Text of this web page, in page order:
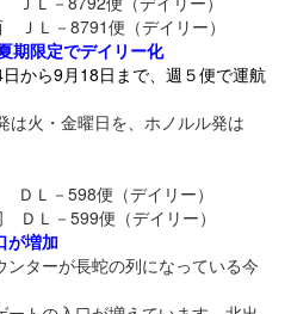
Ｌ－8791便（デイリー）
期限定でデイリー化
から9月18日まで、週５便で運航
は火・金曜日を、ホノルル発は
Ｌ－598便（デイリー）
Ｌ－599便（デイリー）
が増加
ターが長蛇の列になっている今